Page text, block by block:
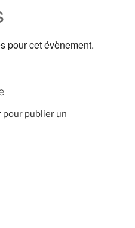
pour cet évènement.
pour publier un